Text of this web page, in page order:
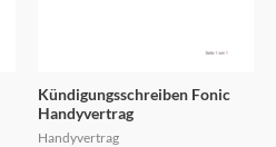
Kündigungsschreiben Fonic
Handyvertrag
Handyvertrag